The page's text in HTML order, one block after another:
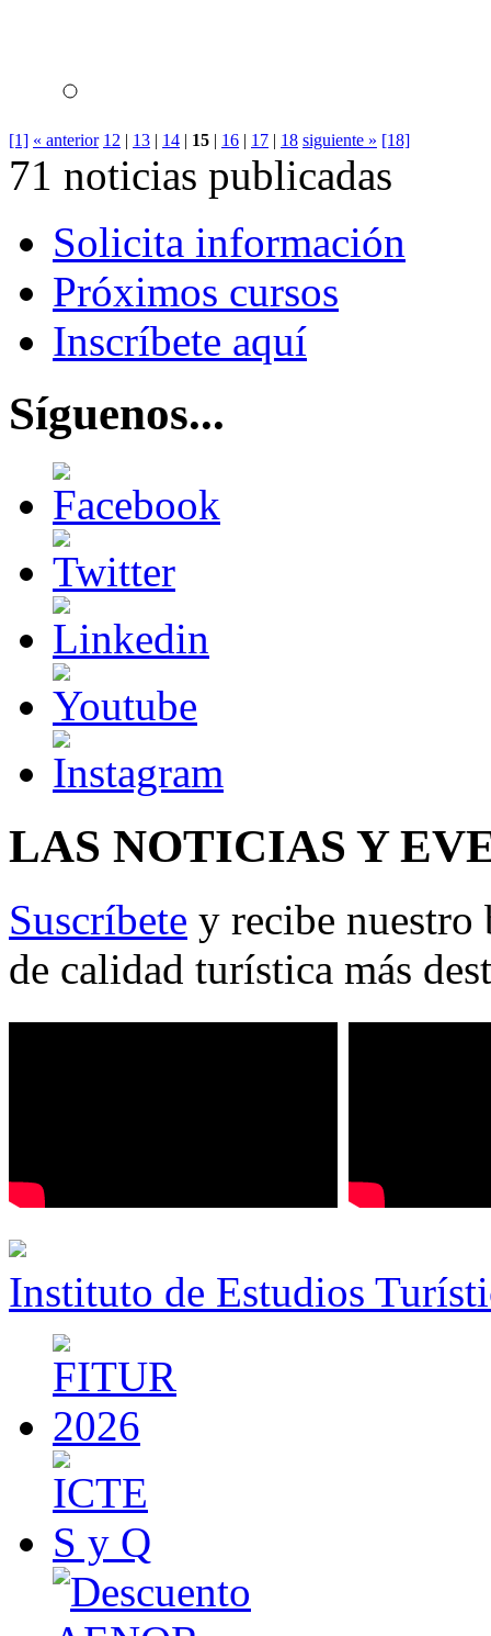
[1] « anterior 12 | 13 | 14 | 15 | 16 | 17 | 18 siguiente » [18]
71 noticias publicadas
Solicita información
Próximos cursos
Inscríbete aquí
Síguenos...
LAS NOTICIAS Y
Suscríbete y recibe nuestro
de calidad turística más
Instituto de Estudios